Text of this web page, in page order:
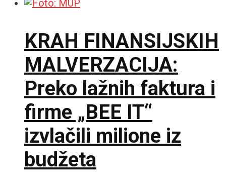
KRAH FINANSIJSKIH
MALVERZACIJA:
Preko lažnih faktura i
firme „BEE IT“
izvlačili milione iz
budžeta